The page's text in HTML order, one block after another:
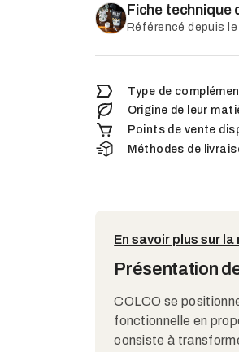
Fiche technique
Référencé depuis le
Type de
Origine de leur
Points de vente
Méthodes de
En savoir plus sur la
Présentation
COLCO se
fonctionnelle en
consiste à